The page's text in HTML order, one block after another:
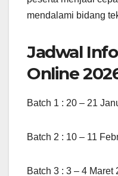
mendalami bidang
Jadwal
Online
Batch 1 : 20 – 21
Batch 2 : 10 – 11
Batch 3 : 3 – 4 Maret